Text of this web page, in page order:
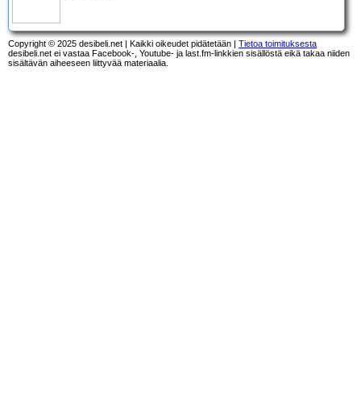
Copyright © 2025 desibeli.net | Kaikki oikeudet pidätetään | Tietoa toimituksesta
desibeli.net ei vastaa Facebook-, Youtube- ja last.fm-linkkien sisällöstä eikä takaa niiden
sisältävän aiheeseen liittyvää materiaalia.